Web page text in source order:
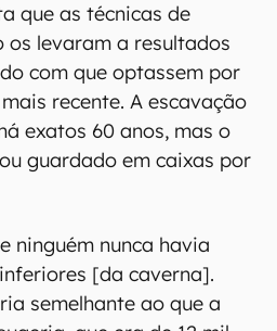
que as técnicas de
levaram a resultados
com que optassem por
recente. A escavação
exatos 60 anos, mas o
guardado em caixas por
ninguém nunca havia
[da caverna].
semelhante ao que a